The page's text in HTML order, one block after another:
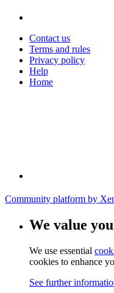
Contact us
Terms and rules
Privacy policy
Help
Home
Community platform by
We value
We use essential
cookies to enhance
See further